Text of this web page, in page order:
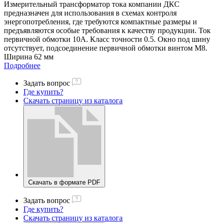
Измерительный трансформатор тока компании ДКС
предназначен для использования в схемах контроля
энергопотребления, где требуются компактные размеры и
предъявляются особые требования к качеству продукции. Ток
первичной обмотки 10A. Класс точности 0.5. Окно под шину
отсутствует, подсоединение первичной обмотки винтом М8.
Ширина 62 мм
Подробнее
Задать вопрос
Где купить?
Скачать страницу из каталога
Скачать в формате PDF
Задать вопрос
Где купить?
Скачать страницу из каталога